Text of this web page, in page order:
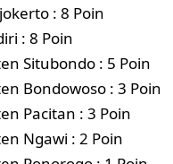
: 8 Poin
: 8 Poin
Situbondo : 5 Poin
Bondowoso : 3 Poin
Pacitan : 3 Poin
Ngawi : 2 Poin